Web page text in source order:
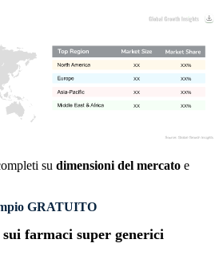
XX%
XX
XX%
XX
XX%
XX
XX%
XX
su dimensioni del mercato e
GRATUITO
farmaci super generici